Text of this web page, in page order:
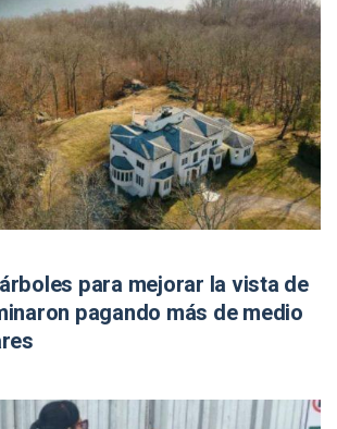
para mejorar la vista de
pagando más de medio